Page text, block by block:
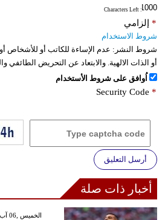
: Characters Left
إلزامي *
شروط الاستخدام
شروط النشر: عدم الإساءة للكاتب أو للأشخاص
أو الذات الالهية. والابتعاد عن التحريض الطائفي
اُوافق على شروط الأستخدام
Security Code *
أرسل التعليق
أخبار ذات صلة
GMT 17:47 2026 الخميس ,06 آب / أغسطس